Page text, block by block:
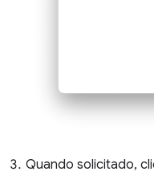
Quando solicitado,